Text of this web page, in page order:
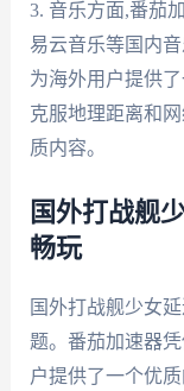
3. 音乐方面,番茄
易云音乐等国内
为海外用户提供
克服地理距离和
质内容。
国外打战舰
畅玩
国外打战舰少女
题。番茄加速器
户提供了一个优